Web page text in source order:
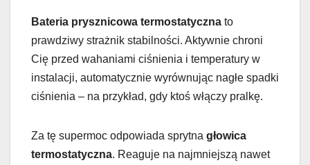
Bateria prysznicowa termostatyczna to
prawdziwy strażnik stabilności. Aktywnie chroni
Cię przed wahaniami ciśnienia i temperatury w
instalacji, automatycznie wyrównując nagłe spadki
ciśnienia – na przykład, gdy ktoś włączy pralkę.
Za tę supermoc odpowiada sprytna głowica
termostatyczna. Reaguje na najmniejszą nawet